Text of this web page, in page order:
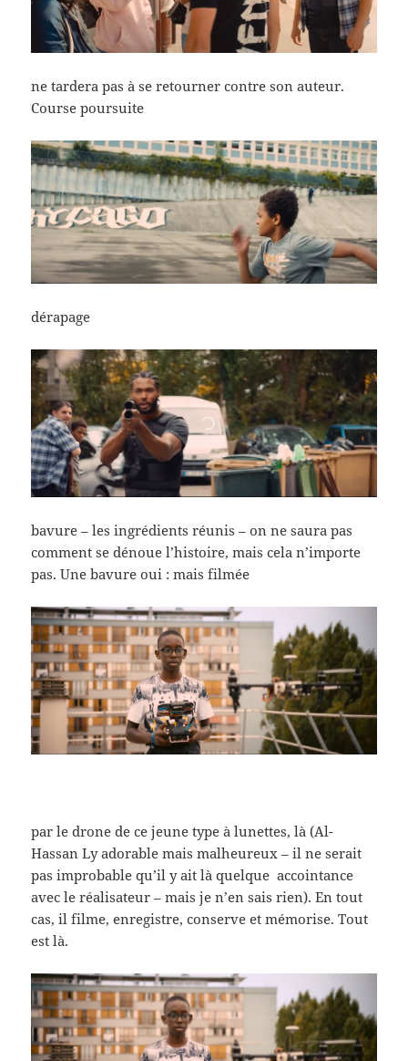
ne tardera pas à se retourner contre son auteur.
Course poursuite
dérapage
bavure – les ingrédients réunis – on ne saura pas
comment se dénoue l’histoire, mais cela n’importe
pas. Une bavure oui : mais filmée
par le drone de ce jeune type à lunettes, là (Al-
Hassan Ly adorable mais malheureux – il ne serait
pas improbable qu’il y ait là quelque accointance
avec le réalisateur – mais je n’en sais rien). En tout
cas, il filme, enregistre, conserve et mémorise. Tout
est là.